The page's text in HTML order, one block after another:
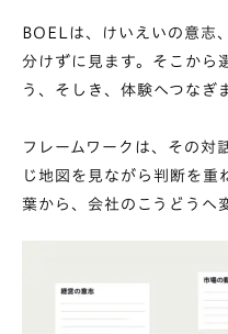
BOELは、けいえいの意志
分けずに見ます。そこから
う、そしき、体験へつなぎ
フレームワークは、その対
じ地図を見ながら判断を重
葉から、会社のこうどうへ